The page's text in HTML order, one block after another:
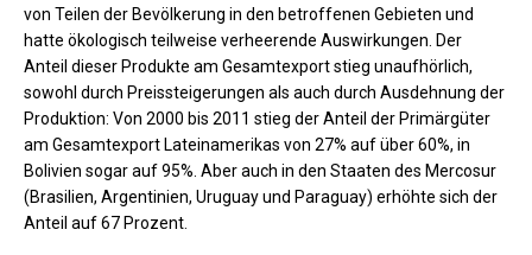
von Teilen der Bevölkerung in den betroffenen Gebieten und
hatte ökologisch teilweise verheerende Auswirkungen. Der
Anteil dieser Produkte am Gesamtexport stieg unaufhörlich,
sowohl durch Preissteigerungen als auch durch Ausdehnung der
Produktion: Von 2000 bis 2011 stieg der Anteil der Primärgüter
am Gesamtexport Lateinamerikas von 27% auf über 60%, in
Bolivien sogar auf 95%. Aber auch in den Staaten des Mercosur
(Brasilien, Argentinien, Uruguay und Paraguay) erhöhte sich der
Anteil auf 67 Prozent.